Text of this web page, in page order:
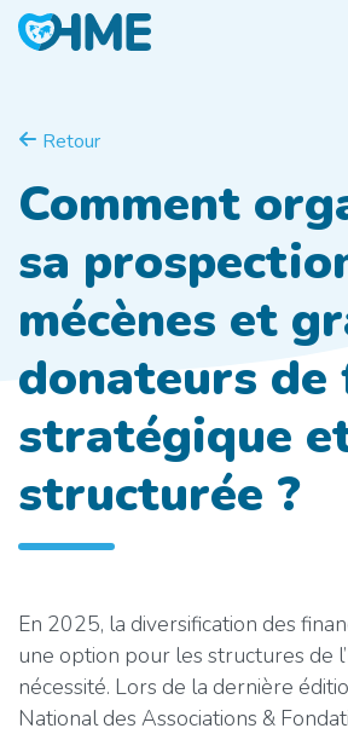
Retour
Comment
sa
mécènes et
donateurs de
stratégique
structurée ?
En 2025, la diversification des
une option pour les structures de
nécessité. Lors de la dernière
National des Associations &